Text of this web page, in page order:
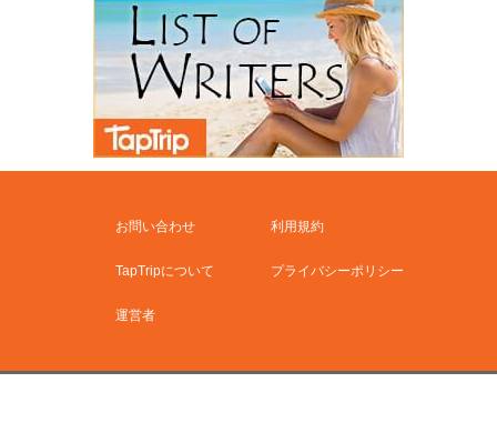
お問い合わせ 利用規約
TapTripについて プライバシーポリシー
運営者